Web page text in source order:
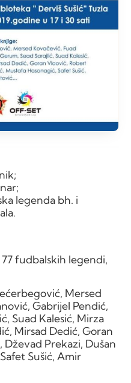
legenda bh. i
fudbalskih legendi,
Mersed
Gabrijel Pendić,
Suad Kalesić, Mirza
Mirsad Dedić, Goran
Prekazi, Dušan
Sušić, Amir